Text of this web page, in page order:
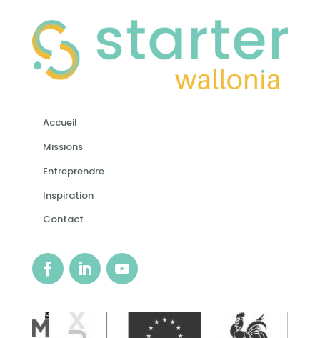
Accueil
Missions
Entreprendre
Inspiration
Contact